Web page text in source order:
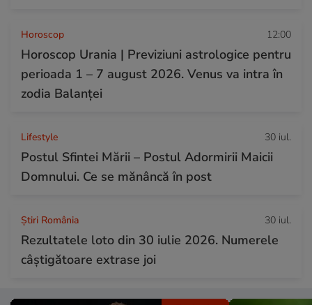
Horoscop 12:00
Horoscop Urania | Previziuni astrologice pentru
perioada 1 – 7 august 2026. Venus va intra în
zodia Balanței
Lifestyle 30 iul.
Postul Sfintei Mării – Postul Adormirii Maicii
Domnului. Ce se mănâncă în post
Știri România 30 iul.
Rezultatele loto din 30 iulie 2026. Numerele
câștigătoare extrase joi